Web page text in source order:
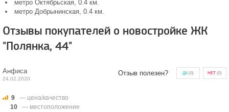
метро Октябрьская, 0.4 км.
метро Добрынинская, 0.4 км.
Отзывы покупателей о новостройке ЖК
"Полянка, 44"
Анфиса
24.02.2020
Отзыв полезен? ДА(0) НЕТ (0)
9
— цена/качество
10
— местоположение